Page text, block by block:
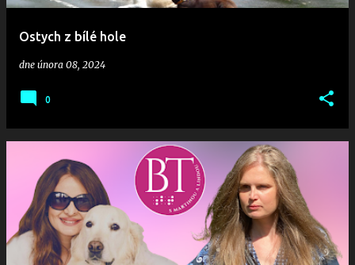
Ostych z bílé hole
dne února 08, 2024
0